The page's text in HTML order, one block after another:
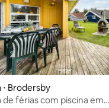
média de 5, 7
⋅ Brodersby
de férias com piscina em